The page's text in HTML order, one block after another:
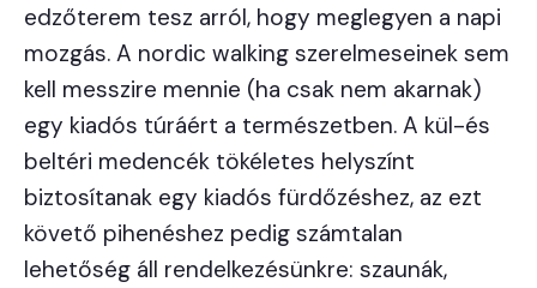
edzőterem tesz arról, hogy meglegyen a napi
mozgás. A nordic walking szerelmeseinek sem
kell messzire mennie (ha csak nem akarnak)
egy kiadós túráért a természetben. A kül-és
beltéri medencék tökéletes helyszínt
biztosítanak egy kiadós fürdőzéshez, az ezt
követő pihenéshez pedig számtalan
lehetőség áll rendelkezésünkre: szaunák,